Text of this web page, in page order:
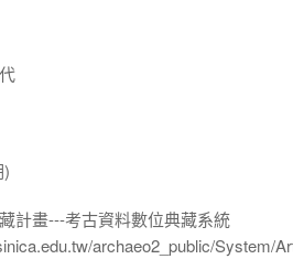
計畫---考古資料數位典藏系統
archaeo2_public/System/